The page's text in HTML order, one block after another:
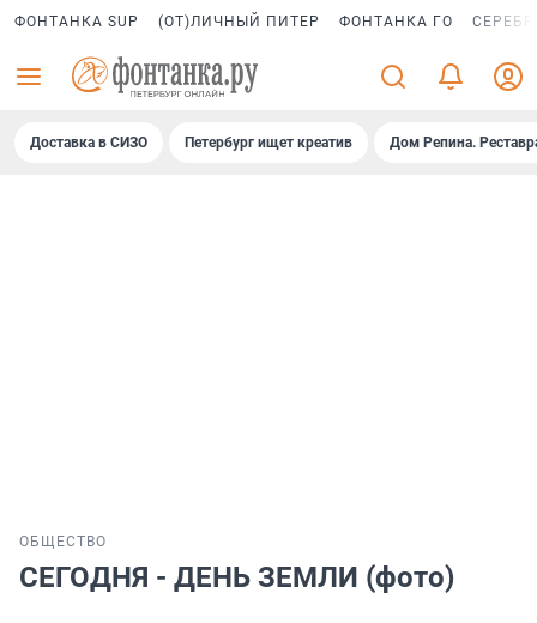
ФОНТАНКА SUP (ОТ)ЛИЧНЫЙ ПИТЕР ФОНТАНКА ГО
Доставка в СИЗО Петербург ищет креатив Дом Репина.
ОБЩЕСТВО
СЕГОДНЯ - ДЕНЬ ЗЕМЛИ (фото)